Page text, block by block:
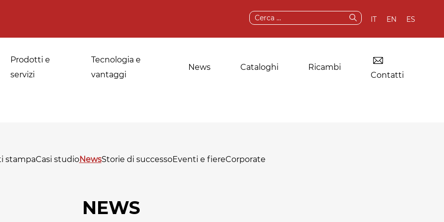
Ricerca
IT EN ES
Prodotti e
servizi
fornerie industriali
spezie, erbe
Sanificazione della
lavanderie
Tecnologia e
vantaggi
News Cataloghi
Ricambi
Contatti
stampaCasi studioNewsStorie di successoEventi e fiereCorporate
NEWS